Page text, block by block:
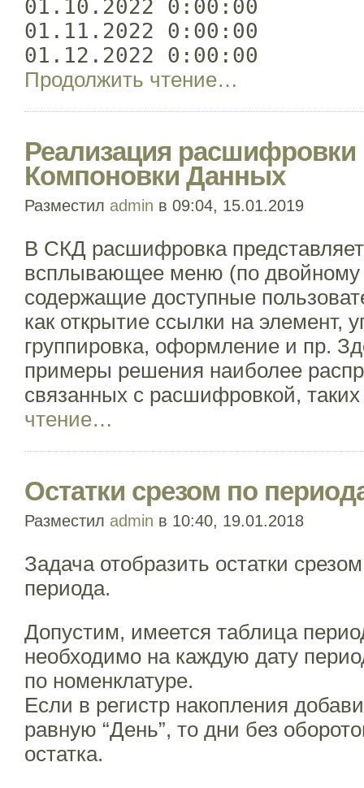
01.10.2022 0:00:00
01.11.2022 0:00:00
01.12.2022 0:00:00
Продолжить чтение…
Реализация расшифровки
Компоновки Данных
Разместил admin в 09:04, 15.01.2019
В СКД расшифровка
всплывающее меню (по двойному
содержащие доступные
как открытие ссылки на элемент,
группировка, оформление и пр.
примеры решения наиболее
связанных с расшифровкой,
чтение…
Остатки срезом по
Разместил admin в 10:40, 19.01.2018
Задача отобразить остатки
периода.
Допустим, имеется таблица
необходимо на каждую дату
по номенклатуре.
Если в регистр накопления
равную “День”, то дни без
остатка.